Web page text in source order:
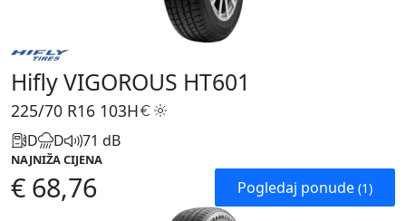
Hifly VIGOROUS HT601
225/70 R16 103H
D D 71 dB
NAJNIŽA CIJENA
€ 68,76 Pogledaj ponude (1)